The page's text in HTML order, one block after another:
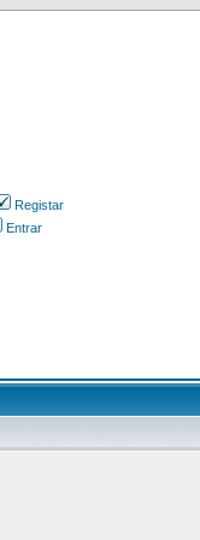
Registar
Entrar